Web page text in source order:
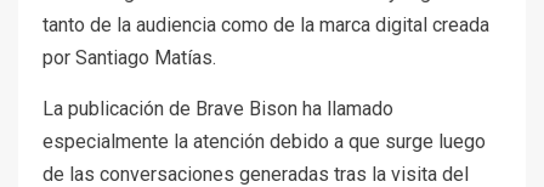
tanto de la audiencia como de la marca digital creada
por Santiago Matías.
La publicación de Brave Bison ha llamado
especialmente la atención debido a que surge luego
de las conversaciones generadas tras la visita del